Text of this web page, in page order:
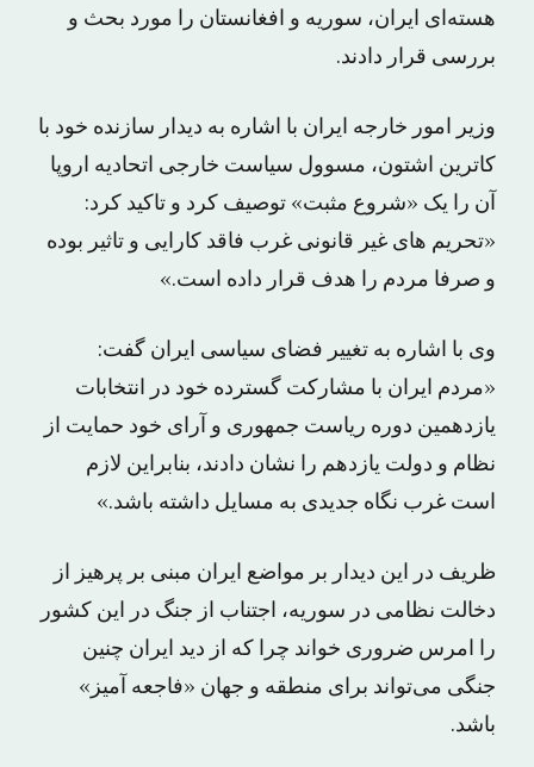
هسته‌ای ایران، سوریه و افغانستان را مورد بحث و
بررسی قرار دادند.
وزیر امور خارجه ایران با اشاره به دیدار سازنده خود با
کاترین اشتون، مسوول سیاست خارجی اتحادیه اروپا
آن را یک «شروع مثبت» توصیف کرد و تاکید کرد:
«تحریم های غیر قانونی غرب فاقد کارایی و تاثیر بوده
و صرفا مردم را هدف قرار داده است.»
وی با اشاره به تغییر فضای سیاسی ایران گفت:
«مردم ایران با مشارکت گسترده خود در انتخابات
یازدهمین دوره ریاست جمهوری و آرای خود حمایت از
نظام و دولت یازدهم را نشان دادند، بنابراین لازم
است غرب نگاه جدیدی به مسایل داشته باشد.»
ظریف در این دیدار بر مواضع ایران مبنی بر پرهیز از
دخالت نظامی در سوریه، اجتناب از جنگ در این کشور
را امرس ضروری خواند چرا که از دید ایران چنین
جنگی می‌تواند برای منطقه و جهان «فاجعه آمیز»
باشد.